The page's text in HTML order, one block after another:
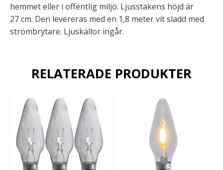
hemmet eller i offentlig miljö. Ljusstakens höjd är
27 cm. Den levereras med en 1,8 meter vit sladd med
strömbrytare. Ljuskällor ingår.
RELATERADE PRODUKTER